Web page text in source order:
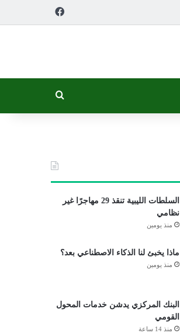
السلطات الليبية تنقذ 29 مهاجرًا غير
نظامي
منذ يومين
ماذا يخبئ لنا الذكاء الاصطناعي بعد؟
منذ يومين
البنك المركزي يدشن خدمات المحول
القومي
منذ 14 ساعة